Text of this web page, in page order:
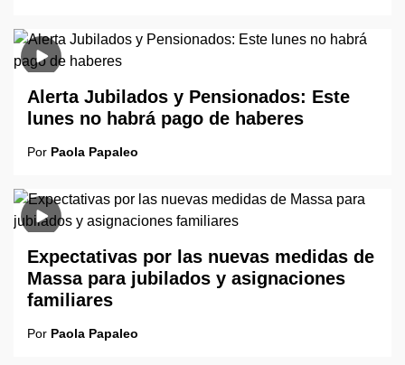
Alerta Jubilados y Pensionados: Este
lunes no habrá pago de haberes
Por Paola Papaleo
Expectativas por las nuevas medidas de
Massa para jubilados y asignaciones
familiares
Por Paola Papaleo